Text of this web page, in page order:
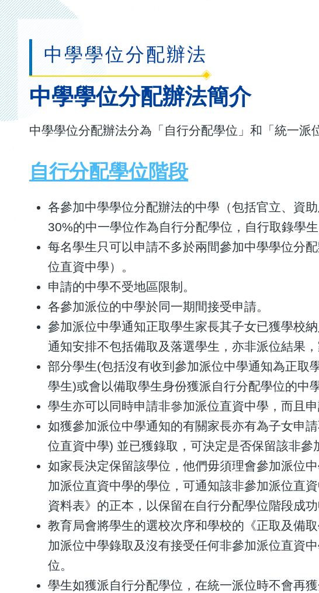
結
中學學位分配辦法
中學學位分配辦法簡介
中學學位分配辦法分為「自行分配學位」和「統一派
自行分配學位階段
各參加中學學位分配辦法的中學（包括官立、資
30%的中一學位作為自行分配學位，自行取錄學生
每名學生只可以申請不多於兩間參加中學學位分
位直資中學）。
申請的中學不受地區限制。
各參加派位的中學於同一期間接受申請。
參加派位中學通知正取學生家長其子女已獲學校
通知安排不包括備取及落選學生，亦非派位結果
部分學生(包括沒有收到參加派位中學通知為正取
學生)或會以備取學生身份獲派自行分配學位的中
學生亦可以同時申請非參加派位直資中學，而且
如獲參加派位中學通知的有關家長亦有為子女申
位直資中學) 並已獲錄取，可決定是否保留該非參
如家長決定保留該學位，他們毋須理會參加派位
加派位直資中學的學位，可通知該非參加派位直
資料表》的正本，以保留在自行分配學位階段成功
教育局會將學生的選校次序和學校的《正取及備
加派位中學錄取及沒有接受任何非參加派位直資
位。
學生如獲派自行分配學位，在統一派位時不會再